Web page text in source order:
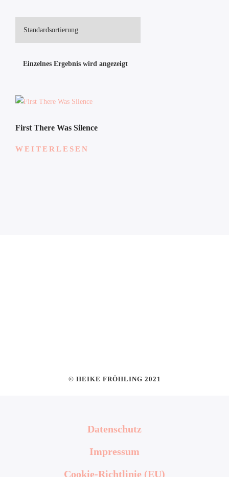
Einzelnes Ergebnis wird angezeigt
First There Was Silence
WEITERLESEN
© HEIKE FRÖHLING 2021
Datenschutz
Impressum
Cookie-Richtlinie (EU)